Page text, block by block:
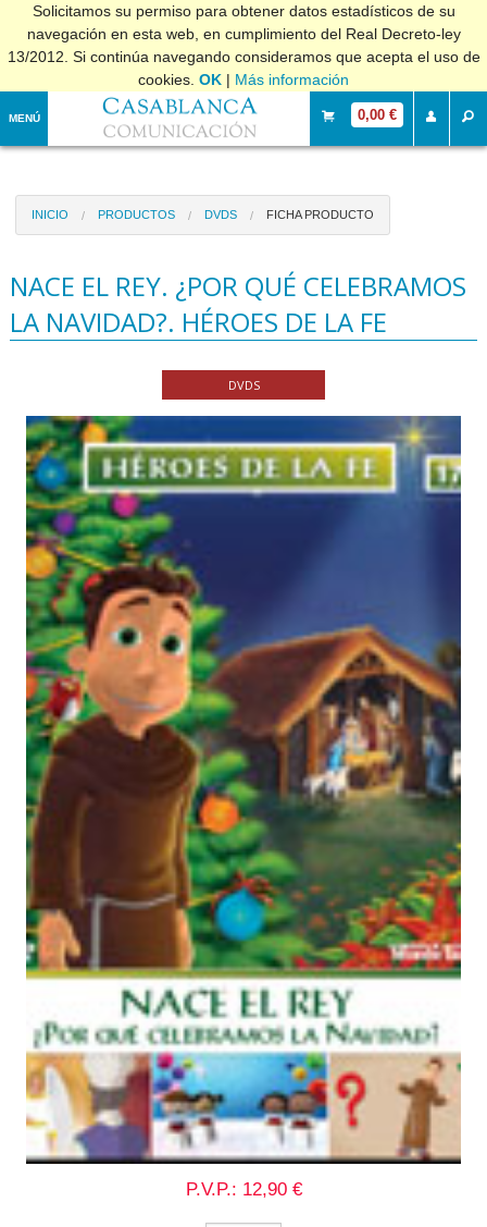
Solicitamos su permiso para obtener datos estadísticos de su
navegación en esta web, en cumplimiento del Real Decreto-ley
13/2012. Si continúa navegando consideramos que acepta el uso de
cookies. OK | Más información
MENÚ 0,00 €
INICIO PRODUCTOS DVDS FICHA PRODUCTO
NACE EL REY. ¿POR QUÉ CELEBRAMOS
LA NAVIDAD?. HÉROES DE LA FE
DVDS
P.V.P.: 12,90 €